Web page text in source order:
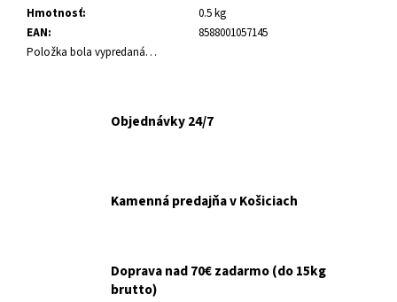
Hmotnosť:
0.5 kg
EAN:
8588001057145
Položka bola vypredaná…
Objednávky 24/7
Kamenná predajňa v Košiciach
Doprava nad 70€ zadarmo (do 15kg
brutto)
m
e